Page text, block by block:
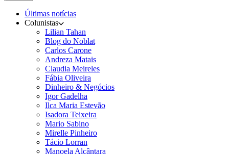
Últimas notícias
Colunistas
Lilian Tahan
Blog do Noblat
Carlos Carone
Andreza Matais
Claudia Meireles
Fábia Oliveira
Dinheiro & Negócios
Igor Gadelha
Ilca Maria Estevão
Isadora Teixeira
Mario Sabino
Mirelle Pinheiro
Tácio Lorran
Manoela Alcântara